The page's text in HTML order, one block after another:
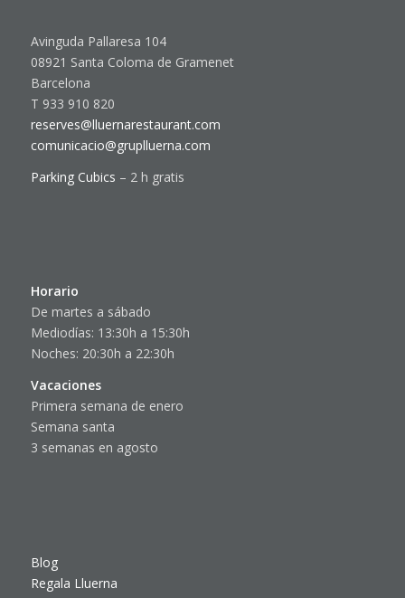
Avinguda Pallaresa 104
08921 Santa Coloma de Gramenet
Barcelona
T 933 910 820
reserves@lluernarestaurant.com
comunicacio@gruplluerna.com
Parking Cubics – 2 h gratis
Horario
De martes a sábado
Mediodías: 13:30h a 15:30h
Noches: 20:30h a 22:30h
Vacaciones
Primera semana de enero
Semana santa
3 semanas en agosto
Blog
Regala Lluerna